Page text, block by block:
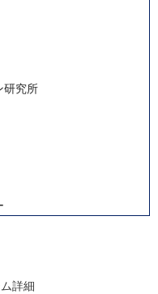
研究所
ュート
詳細